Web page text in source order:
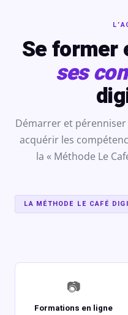
Se former
ses
Démarrer et
acquérir les
la « Méthode Le
LA MÉTHODE LE CAFÉ
📷
Formations en ligne